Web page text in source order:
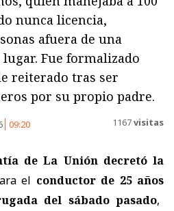
nunca licencia,
afuera de una
Fue formalizado
reiterado tras ser
por su propio padre.
09:20 1167visitas
de La Unión decretó la
el conductor de 25 años
del sábado pasado,